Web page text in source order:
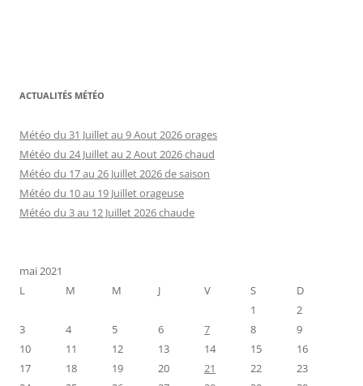
ACTUALITÉS MÉTÉO
Météo du 31 Juillet au 9 Aout 2026 orages
Météo du 24 Juillet au 2 Aout 2026 chaud
Météo du 17 au 26 Juillet 2026 de saison
Météo du 10 au 19 Juillet orageuse
Météo du 3 au 12 Juillet 2026 chaude
mai 2021
L
M M J V S
D
1
2
3
4 5 6 7 8
9
10
11 12 13 14 15
16
17
18 19 20 21 22
23